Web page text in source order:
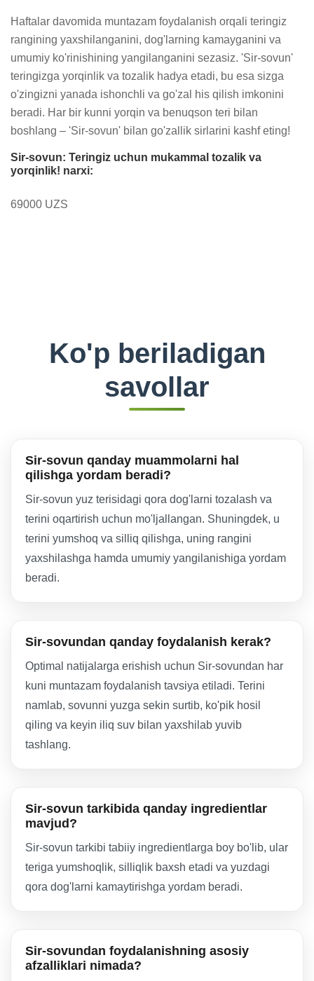
Haftalar davomida muntazam foydalanish orqali teringiz
rangining yaxshilanganini, dog'larning kamayganini va
umumiy ko'rinishining yangilanganini sezasiz. 'Sir-sovun'
teringizga yorqinlik va tozalik hadya etadi, bu esa sizga
o'zingizni yanada ishonchli va go'zal his qilish imkonini
beradi. Har bir kunni yorqin va benuqson teri bilan
boshlang – 'Sir-sovun' bilan go'zallik sirlarini kashf eting!
Sir-sovun: Teringiz uchun mukammal tozalik va
yorqinlik! narxi:
69000 UZS
Ko'p beriladigan
savollar
Sir-sovun qanday muammolarni hal
qilishga yordam beradi?
Sir-sovun yuz terisidagi qora dog'larni tozalash va
terini oqartirish uchun mo'ljallangan. Shuningdek, u
terini yumshoq va silliq qilishga, uning rangini
yaxshilashga hamda umumiy yangilanishiga yordam
beradi.
Sir-sovundan qanday foydalanish kerak?
Optimal natijalarga erishish uchun Sir-sovundan har
kuni muntazam foydalanish tavsiya etiladi. Terini
namlab, sovunni yuzga sekin surtib, ko'pik hosil
qiling va keyin iliq suv bilan yaxshilab yuvib
tashlang.
Sir-sovun tarkibida qanday ingredientlar
mavjud?
Sir-sovun tarkibi tabiiy ingredientlarga boy bo'lib, ular
teriga yumshoqlik, silliqlik baxsh etadi va yuzdagi
qora dog'larni kamaytirishga yordam beradi.
Sir-sovundan foydalanishning asosiy
afzalliklari nimada?